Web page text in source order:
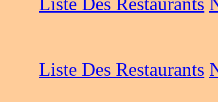
Liste Des Restaurants